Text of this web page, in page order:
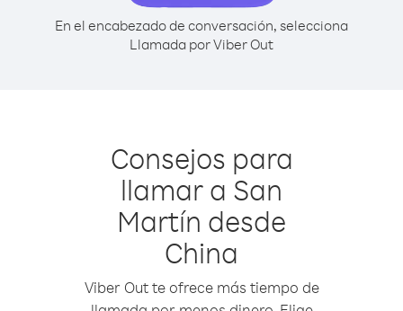
En el encabezado de conversación, selecciona
Llamada por Viber Out
Consejos para
llamar a San
Martín desde
China
Viber Out te ofrece más tiempo de